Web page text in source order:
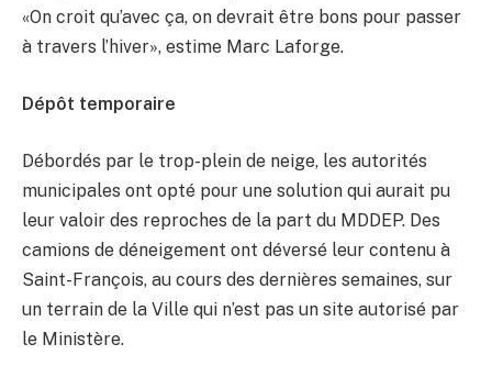
«On croit qu’avec ça, on devrait être bons pour passer
à travers l’hiver», estime Marc Laforge.
Dépôt temporaire
Débordés par le trop-plein de neige, les autorités
municipales ont opté pour une solution qui aurait pu
leur valoir des reproches de la part du MDDEP. Des
camions de déneigement ont déversé leur contenu à
Saint-François, au cours des dernières semaines, sur
un terrain de la Ville qui n’est pas un site autorisé par
le Ministère.